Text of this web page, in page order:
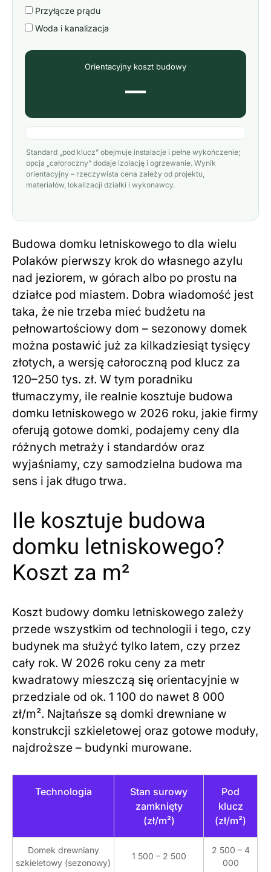
Przyłącze prądu
Woda i kanalizacja
Orientacyjny koszt budowy
—
Standard „pod klucz” obejmuje instalacje i pełne wykończenie;
opcja „całoroczny” dodaje izolację i ogrzewanie. Wynik
orientacyjny – rzeczywista cena zależy od projektu,
materiałów, lokalizacji działki i wykonawcy.
Budowa domku letniskowego to dla wielu
Polaków pierwszy krok do własnego azylu
nad jeziorem, w górach albo po prostu na
działce pod miastem. Dobra wiadomość jest
taka, że nie trzeba mieć budżetu na
pełnowartościowy dom – sezonowy domek
można postawić już za kilkadziesiąt tysięcy
złotych, a wersję całoroczną pod klucz za
120–250 tys. zł. W tym poradniku
tłumaczymy, ile realnie kosztuje budowa
domku letniskowego w 2026 roku, jakie firmy
oferują gotowe domki, podajemy ceny dla
różnych metraży i standardów oraz
wyjaśniamy, czy samodzielna budowa ma
sens i jak długo trwa.
Ile kosztuje budowa
domku letniskowego?
Koszt za m²
Koszt budowy domku letniskowego zależy
przede wszystkim od technologii i tego, czy
budynek ma służyć tylko latem, czy przez
cały rok. W 2026 roku ceny za metr
kwadratowy mieszczą się orientacyjnie w
przedziale od ok. 1 100 do nawet 8 000
zł/m². Najtańsze są domki drewniane w
konstrukcji szkieletowej oraz gotowe moduły,
najdroższe – budynki murowane.
Technologia
Stan surowy
zamknięty
(zł/m²)
Pod
klucz
(zł/m²)
Domek drewniany
szkieletowy (sezonowy)
1 500 – 2 500
2 500 – 4
000